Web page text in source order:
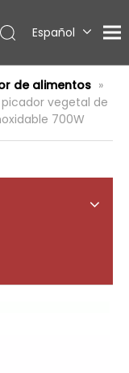
Español
العربية
Français
Pусский
de alimentos »
vegetal de
700W